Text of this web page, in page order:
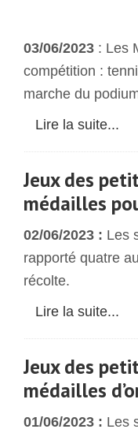
03/06/2023 : Les
compétition :
marche du
Lire la suite...
Jeux des
médailles
02/06/2023 : Les
rapporté quatre
récolte.
Lire la suite...
Jeux des
médailles
01/06/2023 : Les